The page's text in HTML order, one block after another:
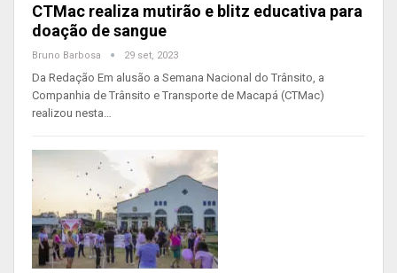
CTMac realiza mutirão e blitz educativa para
doação de sangue
Bruno Barbosa 29 set, 2023
Da Redação Em alusão a Semana Nacional do Trânsito, a
Companhia de Trânsito e Transporte de Macapá (CTMac)
realizou nesta…